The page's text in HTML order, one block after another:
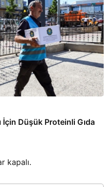
İçin Düşük Proteinli Gıda
kapalı.